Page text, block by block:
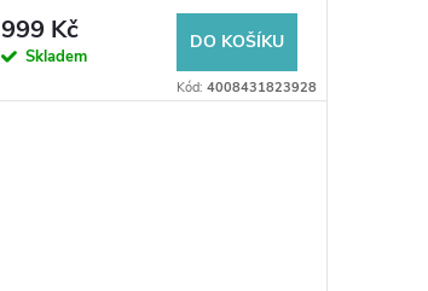
999 Kč
Skladem
DO KOŠÍKU
Kód: 4008431823928